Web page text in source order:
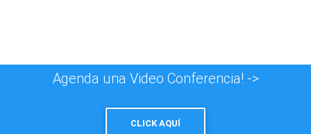
Agenda una Video Conferencia! ->
CLICK AQUÍ